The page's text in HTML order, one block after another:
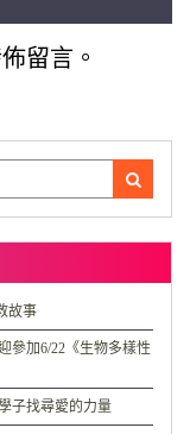
留言。
故事
參加6/22《生物多樣性
子找尋愛的力量